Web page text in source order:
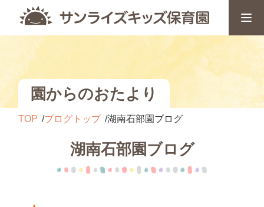
園からのおたより
TOP ブログトップ 湖南石部園ブログ
湖南石部園ブログ